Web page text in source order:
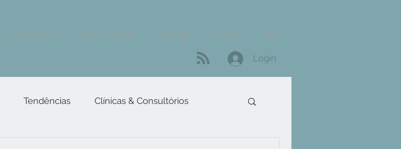
Corporativo Antes e Depois Tour 360° Sobre Blog
Login
Tendências Clínicas & Consultórios